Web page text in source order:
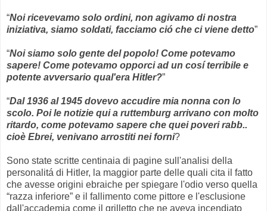
“Noi ricevevamo solo ordini, non agivamo di nostra
iniziativa, siamo soldati, facciamo ció che ci viene detto”
“Noi siamo solo gente del popolo! Come potevamo
sapere! Come potevamo opporci ad un cosí terribile e
potente avversario qual'era Hitler?”
“Dal 1936 al 1945 dovevo accudire mia nonna con lo
scolo. Poi le notizie qui a ruttemburg arrivano con molto
ritardo, come potevamo sapere che quei poveri rabb..
cioè Ebrei, venivano arrostiti nei forni?
Sono state scritte centinaia di pagine sull'analisi della
personalitá di Hitler, la maggior parte delle quali cita il fatto
che avesse origini ebraiche per spiegare l'odio verso quella
“razza inferiore” e il fallimento come pittore e l'esclusione
dall'accademia come il grilletto che ne aveva incendiato